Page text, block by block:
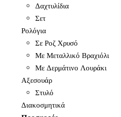
Δαχτυλίδια
Σετ
Ρολόγια
Σε Ροζ Χρυσό
Με Μεταλλικό Βραχιόλι
Με Δερμάτινο Λουράκι
Αξεσουάρ
Στυλό
Διακοσμητικά